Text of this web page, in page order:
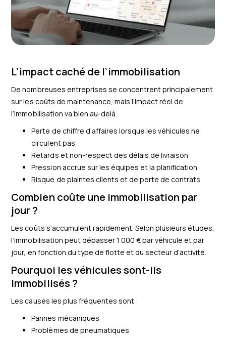
L’impact caché de l’immobilisation
De nombreuses entreprises se concentrent principalement
sur les coûts de maintenance, mais l’impact réel de
l’immobilisation va bien au-delà.
Perte de chiffre d’affaires lorsque les véhicules ne
circulent pas
Retards et non-respect des délais de livraison
Pression accrue sur les équipes et la planification
Risque de plaintes clients et de perte de contrats
Combien coûte une immobilisation par
jour ?
Les coûts s’accumulent rapidement. Selon plusieurs études,
l’immobilisation peut dépasser 1 000 € par véhicule et par
jour, en fonction du type de flotte et du secteur d’activité.
Pourquoi les véhicules sont-ils
immobilisés ?
Les causes les plus fréquentes sont :
Pannes mécaniques
Problèmes de pneumatiques